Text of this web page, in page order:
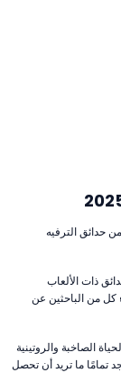
حدائق الترفيه
ذات الألعاب
كل من الباحثين عن
الصاخبة والروتينية
تمامًا ما تريد أن تحصل